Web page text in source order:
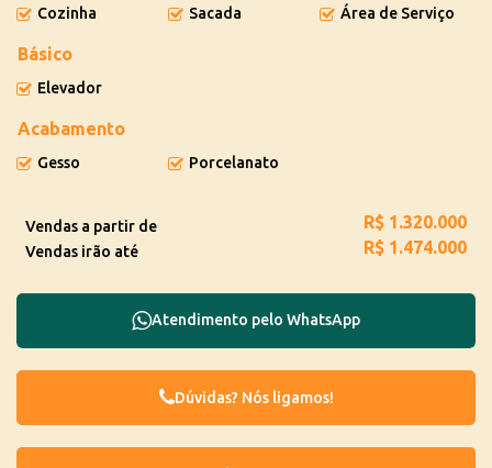
Cozinha Sacada Área de Serviço
Básico
Elevador
Acabamento
Gesso Porcelanato
R$ 1.320.000
Vendas a partir de
R$ 1.474.000
Vendas irão até
Atendimento pelo WhatsApp
Dúvidas? Nós ligamos!